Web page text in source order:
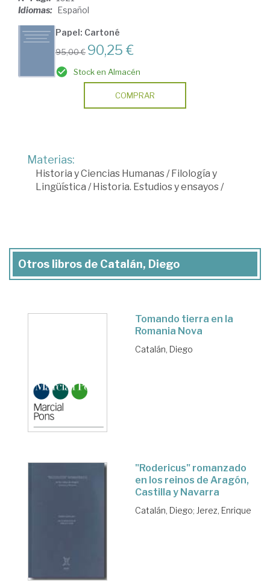
Idiomas: Español
Papel: Cartoné
95,00 € 90,25 €
Stock en Almacén
COMPRAR
Materias:
Historia y Ciencias Humanas /Filología y
Lingüística /Historia. Estudios y ensayos /
Otros libros de Catalán, Diego
Tomando tierra en la
Romania Nova
Catalán, Diego
"Rodericus" romanzado
en los reinos de Aragón,
Castilla y Navarra
Catalán, Diego; Jerez, Enrique